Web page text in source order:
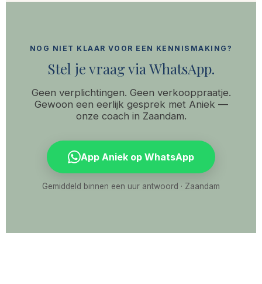
NOG NIET KLAAR VOOR EEN KENNISMAKING?
Stel je vraag via WhatsApp.
Geen verplichtingen. Geen verkooppraatje.
Gewoon een eerlijk gesprek met Aniek —
onze coach in Zaandam.
App Aniek op WhatsApp
Gemiddeld binnen een uur antwoord · Zaandam